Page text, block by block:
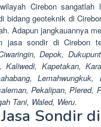
Cirebon
bidang geoteknik di
Adapun jangkauannya
jasa sondir di Cirebon
Depok,
Kapetakan,
Pekalipan, Plered,
Tani, Waled, Weru.
Sondir